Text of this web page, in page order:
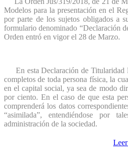
Modelos para la presentación en el
por parte de los sujetos obligados a
formulario denominado “Declaración
Orden entró en vigor el 28 de Marzo.
En esta Declaración de Titularidad
completos de toda persona física, la
en el capital social, ya sea de modo
por ciento. En el caso de que esta
comprenderá los datos
“asimilada”, entendiéndose por
administración de la sociedad.